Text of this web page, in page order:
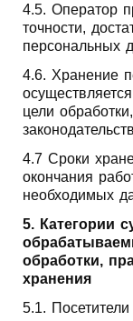
4.5. Оператор
точности,
персональных
4.6. Хранение
цели
4.7 Сроки
окончания
необходимых
5. Категории
обработки,
хранения
5.1.